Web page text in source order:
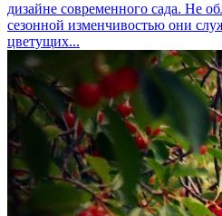
дизайне современного сада. Не
сезонной изменчивостью они
цветущих...